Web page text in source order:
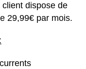
dispose de
29,99€ par mois.